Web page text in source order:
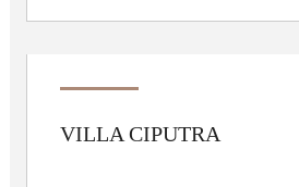
VILLA CIPUTRA